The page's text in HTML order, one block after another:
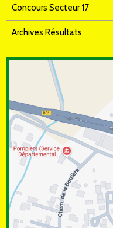
Concours Secteur 17
Archives Résultats